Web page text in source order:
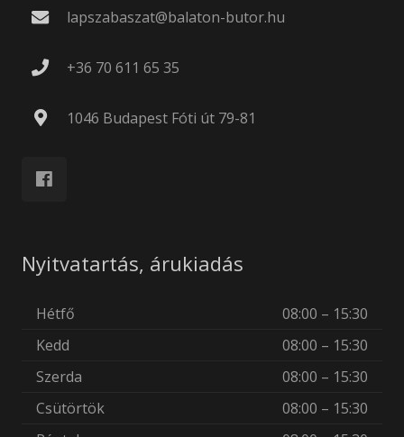
lapszabaszat@balaton-butor.hu
+36 70 611 65 35
1046 Budapest Fóti út 79-81
Nyitvatartás, árukiadás
Hétfő
08:00 – 15:30
Kedd
08:00 – 15:30
Szerda
08:00 – 15:30
Csütörtök
08:00 – 15:30